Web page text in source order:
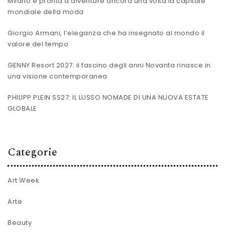
mondiale della moda
Giorgio Armani, l’eleganza che ha insegnato al mondo il
valore del tempo
GENNY Resort 2027: il fascino degli anni Novanta rinasce in
una visione contemporanea
PHILIPP PLEIN SS27: IL LUSSO NOMADE DI UNA NUOVA ESTATE
GLOBALE
Categorie
Art Week
Arte
Beauty